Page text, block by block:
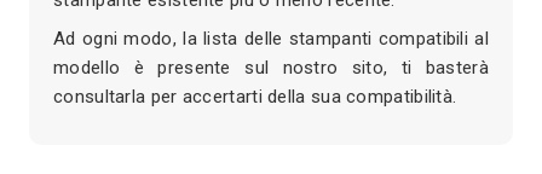
Ad ogni modo, la lista delle stampanti compatibili al
modello è presente sul nostro sito, ti basterà
consultarla per accertarti della sua compatibilità.